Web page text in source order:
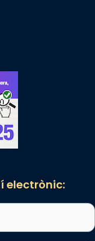
electrònic: